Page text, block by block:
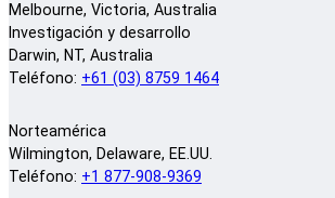
Melbourne, Victoria, Australia
Investigación y desarrollo
Darwin, NT, Australia
Teléfono: +61 (03) 8759 1464
Norteamérica
Wilmington, Delaware, EE.UU.
Teléfono: +1 877-908-9369